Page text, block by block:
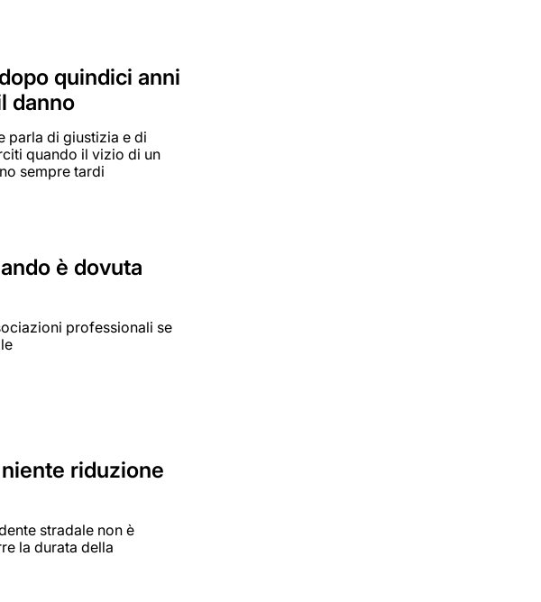
quindici anni
danno
parla di giustizia e di
quando il vizio di un
sempre tardi
è dovuta
professionali se
riduzione
stradale non è
la durata della